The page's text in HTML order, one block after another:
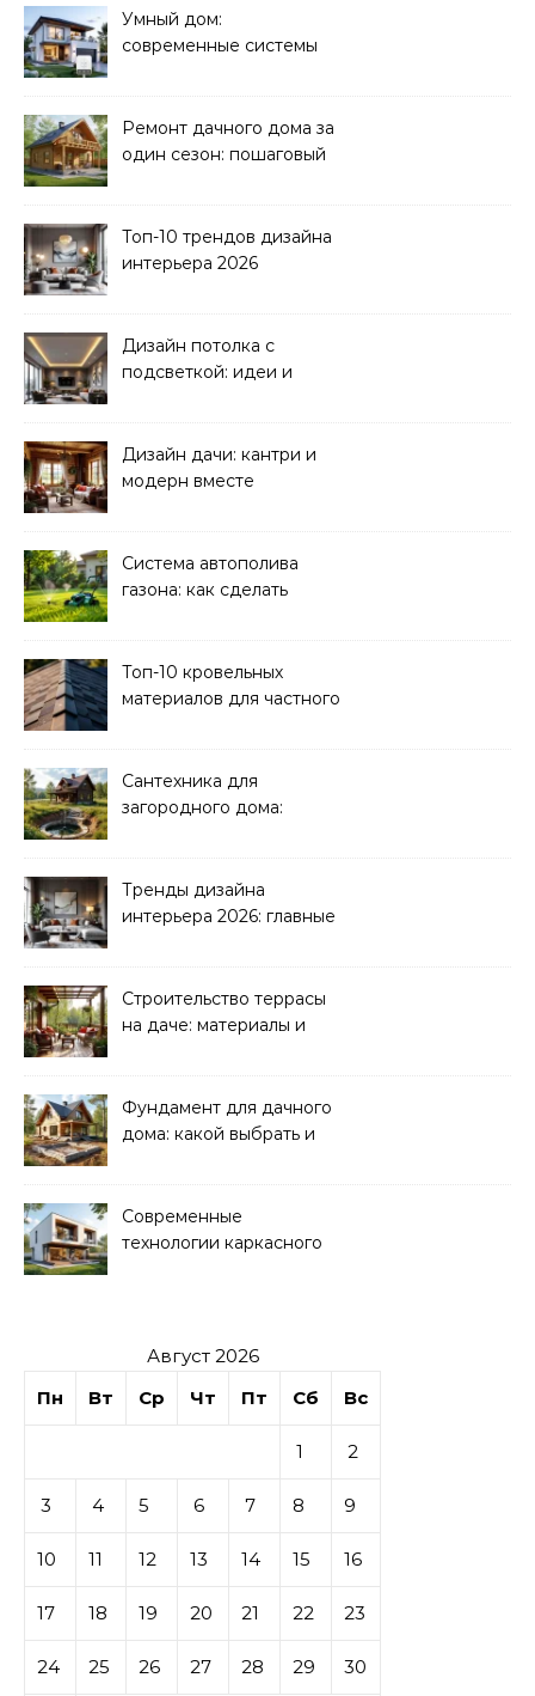
Умный дом:
современные системы
Ремонт дачного дома за
один сезон: пошаговый
Топ-10 трендов дизайна
интерьера 2026
Дизайн потолка с
подсветкой: идеи и
Дизайн дачи: кантри и
модерн вместе
Система автополива
газона: как сделать
Топ-10 кровельных
материалов для частного
Сантехника для
загородного дома:
Тренды дизайна
интерьера 2026: главные
Строительство террасы
на даче: материалы и
Фундамент для дачного
дома: какой выбрать и
Современные
технологии каркасного
Август 2026
Пн
Вт Ср Чт Пт Сб Вс
1 2
3 4 5 6 7 8 9
10 11 12 13 14 15 16
17 18 19 20 21 22 23
24 25 26 27 28 29 30